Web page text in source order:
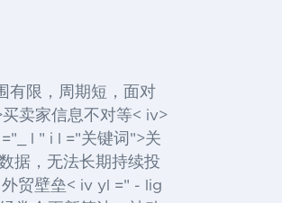
有限，周期短，面对
卖家信息不对等< iv>
l " i l ="关键词">关
据，无法长期持续投
贸壁垒< iv yl =" - lig